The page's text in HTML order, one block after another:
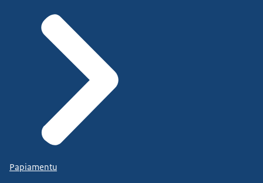
Papiamentu